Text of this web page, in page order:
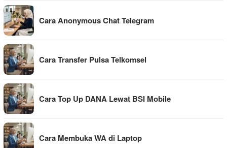
Cara Anonymous Chat Telegram
Cara Transfer Pulsa Telkomsel
Cara Top Up DANA Lewat BSI Mobile
Cara Membuka WA di Laptop